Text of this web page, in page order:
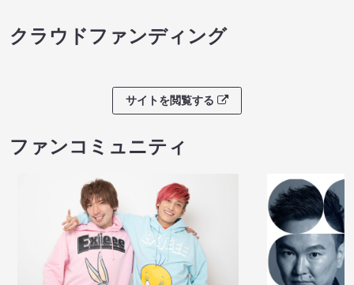
クラウドファンディング
サイトを閲覧する
ファンコミュニティ